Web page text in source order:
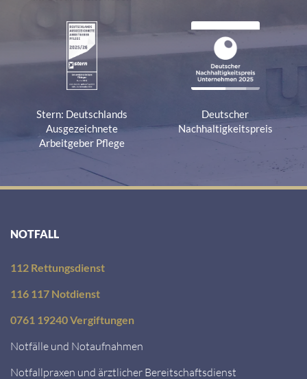
Stern: Deutschlands
Ausgezeichnete
Arbeitgeber Pflege
Deutscher
Nachhaltigkeitspreis
NOTFALL
112 Rettungsdienst
116 117 Notdienst
0761 19240 Vergiftungen
Notfälle und Notaufnahmen
Notfallpraxen und ärztlicher Bereitschaftsdienst